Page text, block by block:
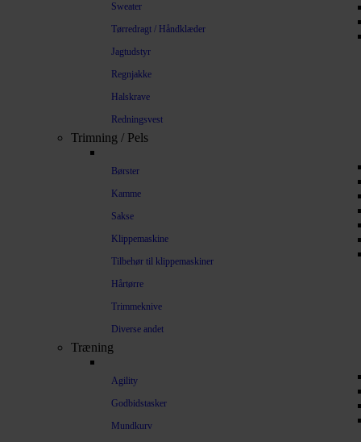
Sweater
Tørredragt / Håndklæder
Jagtudstyr
Regnjakke
Halskrave
Redningsvest
Trimning / Pels
Børster
Kamme
Sakse
Klippemaskine
Tilbehør til klippemaskiner
Hårtørre
Trimmeknive
Diverse andet
Træning
Agility
Godbidstasker
Mundkurv